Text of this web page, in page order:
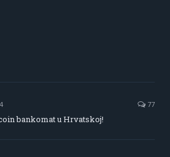
77
bankomat u Hrvatskoj!